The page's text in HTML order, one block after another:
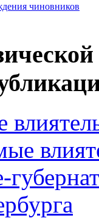
чиновников